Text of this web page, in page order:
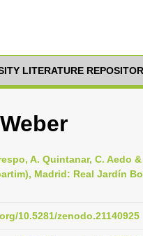
LITERATURE
A. Quintanar, C. Aedo
Madrid: Real Jardín
10.5281/zenodo.21140925